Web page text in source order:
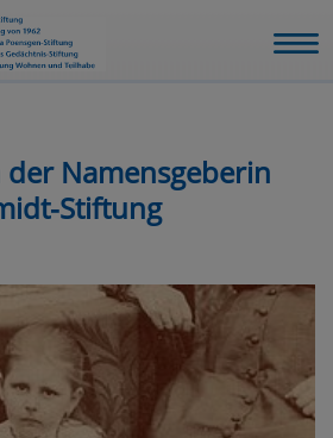
Namensgeberin
Stiftung